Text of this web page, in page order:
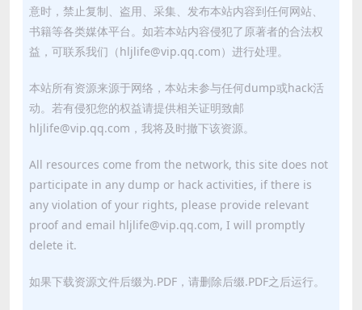
意时，禁止复制、盗用、采集、发布本站内容到任何网站、
书籍等各类媒体平台。如若本站内容侵犯了原著者的合法权
益，可联系我们（hljlife@vip.qq.com）进行处理。
本站所有资源来源于网络，本站未参与任何dump或hack活
动。若有侵犯您的权益请提供相关证明致邮
hljlife@vip.qq.com，我将及时撤下该资源。
All resources come from the network, this site does not
participate in any dump or hack activities, if there is
any violation of your rights, please provide relevant
proof and email hljlife@vip.qq.com, I will promptly
delete it.
如果下载资源文件后缀为.PDF，请删除后缀.PDF之后运行。